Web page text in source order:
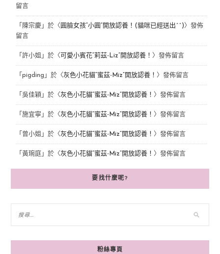
留言
「 陳宗慶」於〈 圓臉女孩“小圓”開放認養！(貓咪已經送出^^)〉發佈
留言
「 許小姐 」於〈 可愛小賓花“莉茲-Liz”開放認養！ 〉發佈留言
「 pigding 」於〈灰色小花貓“蜜茲-Miz”開放認養！ 〉發佈留言
「 吳佳穎 」於〈灰色小花貓“蜜茲-Miz”開放認養！ 〉發佈留言
「 施宜寧 」於〈灰色小花貓“蜜茲-Miz”開放認養！ 〉發佈留言
「 曾小姐 」於〈灰色小花貓“蜜茲-Miz”開放認養！ 〉發佈留言
「 黃琬庭」於〈灰色小花貓“蜜茲-Miz”開放認養！ 〉發佈留言
要找什麼呢?
粉絲專頁